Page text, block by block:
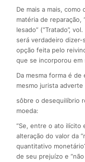
De mais a mais, como
matéria de reparação,
lesado” (“Tratado”,
será verdadeiro
opção feita pelo
que se incorporou em
Da mesma forma é
mesmo jurista adverte
sôbre o desequilíbrio
moeda:
“Se, entre o ato ilícito
alteração do valor da
quantitativo
de seu prejuízo e